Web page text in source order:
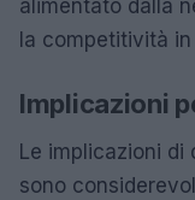
alimentato dalla
la competitività
Implicazioni
Le implicazioni di
sono